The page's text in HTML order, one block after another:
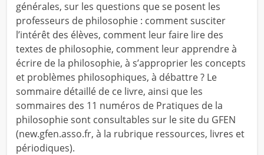
générales, sur les questions que se posent les
professeurs de philosophie : comment susciter
l’intérêt des élèves, comment leur faire lire des
textes de philosophie, comment leur apprendre à
écrire de la philosophie, à s’approprier les concepts
et problèmes philosophiques, à débattre ? Le
sommaire détaillé de ce livre, ainsi que les
sommaires des 11 numéros de Pratiques de la
philosophie sont consultables sur le site du GFEN
(new.gfen.asso.fr, à la rubrique ressources, livres et
périodiques).